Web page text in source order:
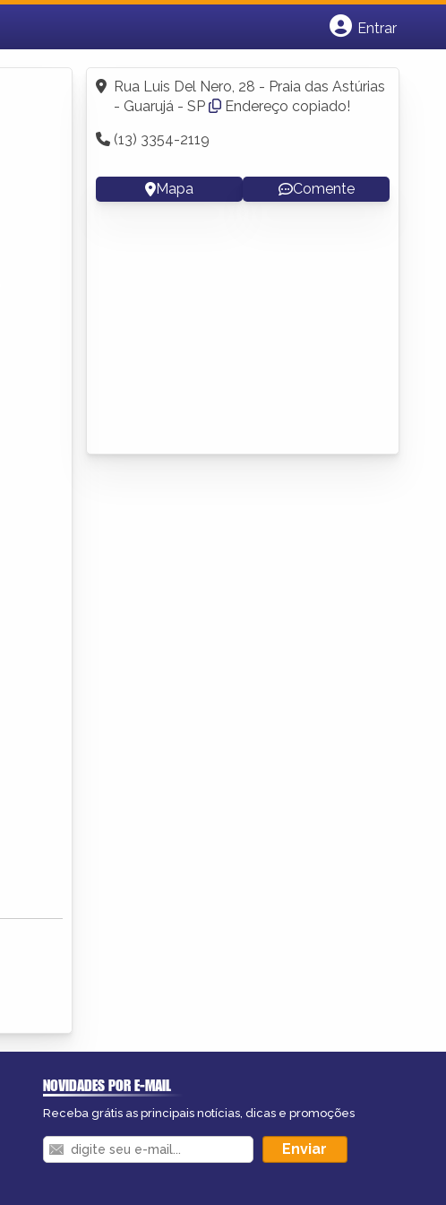
Entrar
Fazer login
Criar conta
Rua Luis Del Nero, 28 - Praia das Astúrias
- Guarujá - SP
Endereço copiado!
(13) 3354-2119
Mapa Comente
NOVIDADES POR E-MAIL
Receba grátis as principais notícias, dicas e promoções